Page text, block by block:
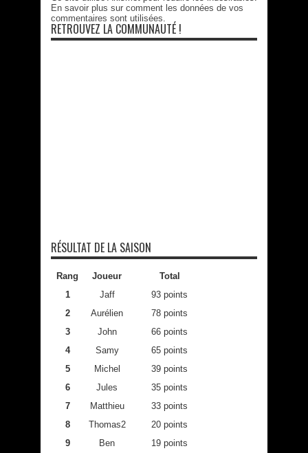
En savoir plus sur comment les données de vos
commentaires sont utilisées
RETROUVEZ LA COMMUNAUTÉ !
RÉSULTAT DE LA SAISON
Rang Joueur
Total
1
Jaff
93 points
2
Aurélien
78 points
3
John
66 points
4
Samy
65 points
5
Michel
39 points
6
Jules
35 points
7
Matthieu
33 points
8
Thomas2
20 points
9
Ben
19 points